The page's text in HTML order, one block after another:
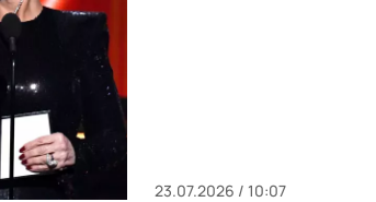
23.07.2026 / 10:07